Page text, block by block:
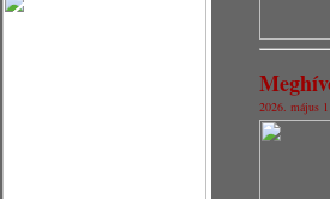
2026. május